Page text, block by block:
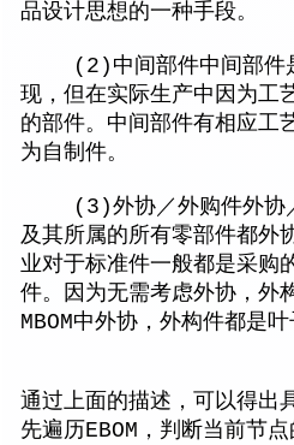
品设计思想的一种手段。
(2)中间部件中间部件是
现，但在实际生产中因为工
的部件。中间部件有相应工
为自制件。
(3)外协／外购件外协／
及其所属的所有零部件都外
业对于标准件一般都是采购
件。因为无需考虑外协，外
MBOM中外协，外构件都是叶
通过上面的描述，可以得出
先遍历EBOM，判断当前节